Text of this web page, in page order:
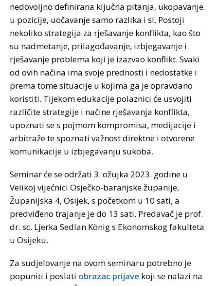
nedovoljno definirana ključna pitanja, ukopavanje
u pozicije, uočavanje samo razlika i sl. Postoji
nekoliko strategija za rješavanje konflikta, kao što
su nadmetanje, prilagođavanje, izbjegavanje i
rješavanje problema koji je izazvao konflikt. Svaki
od ovih načina ima svoje prednosti i nedostatke i
prema tome situacije u kojima ga je opravdano
koristiti. Tijekom edukacije polaznici će usvojiti
različite strategije i načine rješavanja konflikta,
upoznati se s pojmom kompromisa, medijacije i
arbitraže te spoznati važnost direktne i otvorene
komunikacije u izbjegavanju sukoba.
Seminar će se održati 3. ožujka 2023. godine u
Velikoj vijećnici Osječko-baranjske županije,
Županijska 4, Osijek, s početkom u 10 sati, a
predviđeno trajanje je do 13 sati. Predavač je prof.
dr. sc. Ljerka Sedlan König s Ekonomskog fakulteta
u Osijeku.
Za sudjelovanje na ovom seminaru potrebno je
popuniti i poslati obrazac prijave koji se nalazi na